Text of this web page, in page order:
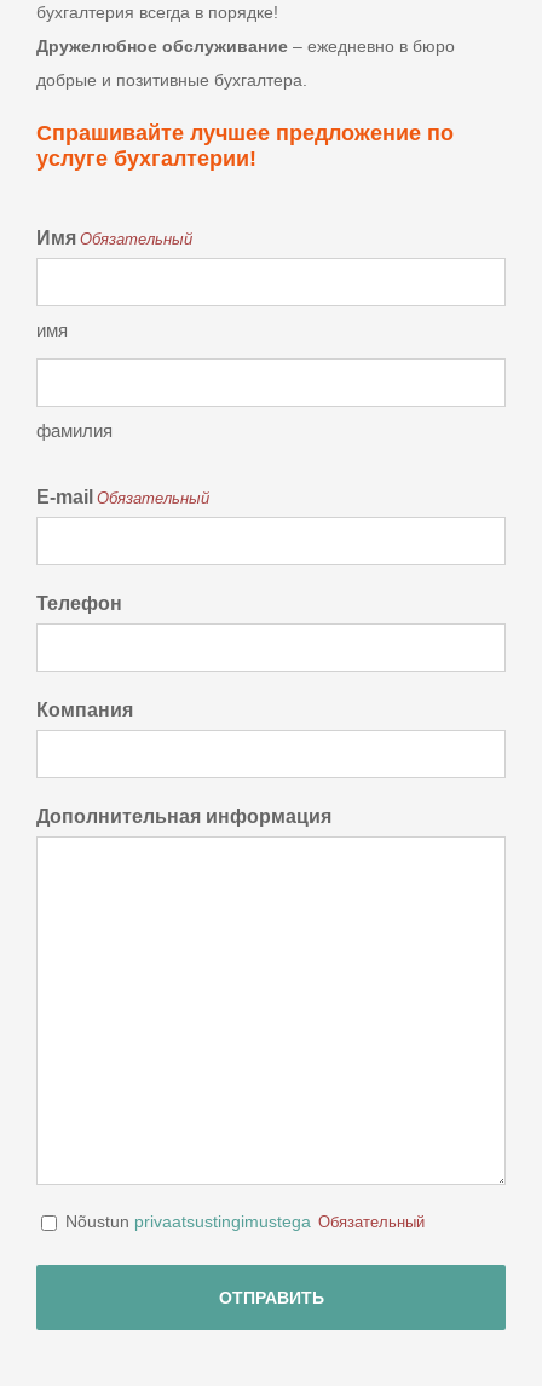
бухгалтерия всегда в порядке!
Дружелюбное обслуживание– ежедневно в бюро
добрые и позитивные бухгалтера.
Спрашивайте лучшее предложение по
услуге бухгалтерии!
Имя Обязательный
имя
фамилия
E-mail Обязательный
Телефон
Компания
Дополнительная информация
Consent
Обязательный
Nõustun privaatsustingimustega Обязательный